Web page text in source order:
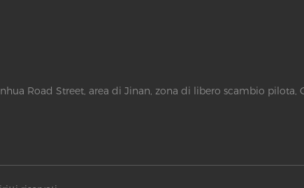
Road Street, area di Jinan, zona di libero scambio pilota,